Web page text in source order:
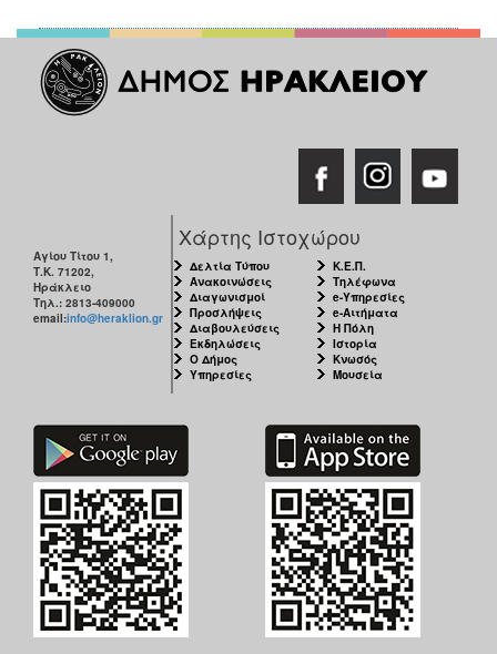
Αγίου Τίτου 1,
Τ.Κ. 71202,
Ηράκλειο
Τηλ.: 2813-409000
email:info@heraklion.gr
Χάρτης Ιστοχώρου
Δελτία Τύπου
Ανακοινώσεις
Διαγωνισμοί
Προσλήψεις
Διαβουλεύσεις
Εκδηλώσεις
Ο Δήμος
Υπηρεσίες
Κ.Ε.Π.
Τηλέφωνα
e-Υπηρεσίες
e-Αιτήματα
Η Πόλη
Ιστορία
Κνωσός
Μουσεία